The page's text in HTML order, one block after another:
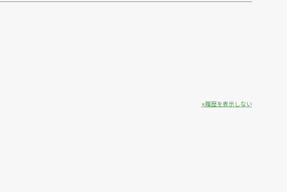
履歴を表示しない